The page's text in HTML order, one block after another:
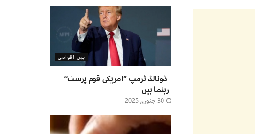
بین اقوامی
ڈونالڈ ٹرمپ ’’امریکی قوم پرست‘‘
رہنما ہیں
30 جنوری 2025